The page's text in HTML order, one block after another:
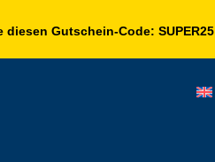
diesen Gutschein-Code: SUPER25